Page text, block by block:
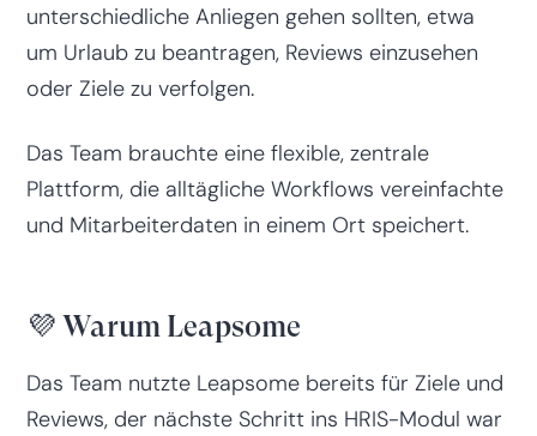
unterschiedliche Anliegen gehen sollten, etwa
um Urlaub zu beantragen, Reviews einzusehen
oder Ziele zu verfolgen.
Das Team brauchte eine flexible, zentrale
Plattform, die alltägliche Workflows vereinfachte
und Mitarbeiterdaten in einem Ort speichert.
💜 Warum Leapsome
Das Team nutzte Leapsome bereits für Ziele und
Reviews, der nächste Schritt ins HRIS-Modul war